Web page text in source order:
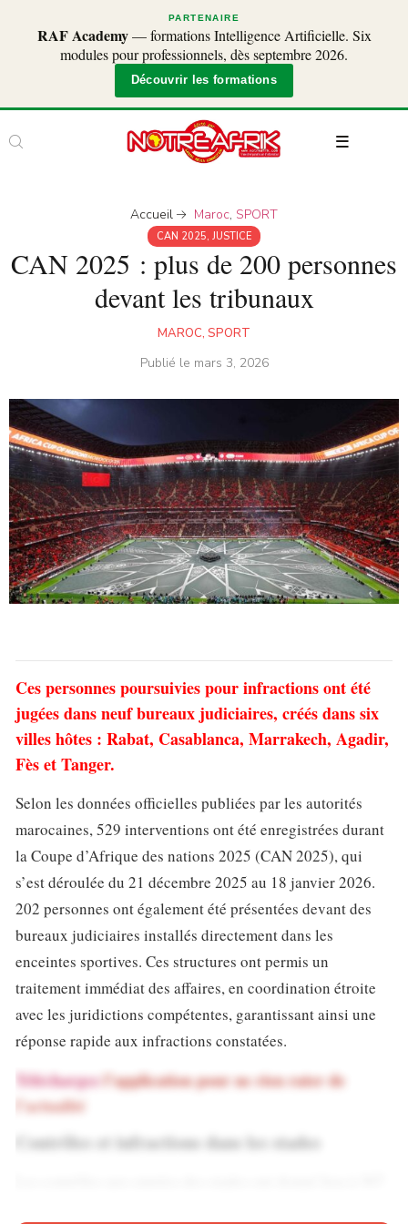
PARTENAIRE
RAF Academy— formations Intelligence Artificielle. Six
modules pour professionnels, dès septembre 2026.
Découvrir les formations
Accueil Maroc, SPORT
CAN 2025, JUSTICE
CAN 2025 : plus de 200 personnes
devant les tribunaux
MAROC, SPORT
Publié le mars 3, 2026
Ces personnes poursuivies pour infractions ont été
jugées dans neuf bureaux judiciaires, créés dans six
villes hôtes : Rabat, Casablanca, Marrakech, Agadir,
Fès et Tanger.
Selon les données officielles publiées par les autorités
marocaines, 529 interventions ont été enregistrées durant
la Coupe d’Afrique des nations 2025 (CAN 2025), qui
s’est déroulée du 21 décembre 2025 au 18 janvier 2026.
202 personnes ont également été présentées devant des
bureaux judiciaires installés directement dans les
enceintes sportives. Ces structures ont permis un
traitement immédiat des affaires, en coordination étroite
avec les juridictions compétentes, garantissant ainsi une
réponse rapide aux infractions constatées.
Téléchargezl’application pour ne rien rater de
l’actualité
Contrôles et infractions dans les stades